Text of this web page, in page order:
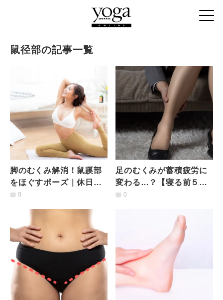
鼠径部の記事一覧
脚のむくみ解消！鼠蹊部
をほぐすポーズ｜休日朝
のゆるっとヨガタイム
0
足のむくみが蓄積疲労に
変わる…？【寝る前５
分】疲れている夜でも簡
0